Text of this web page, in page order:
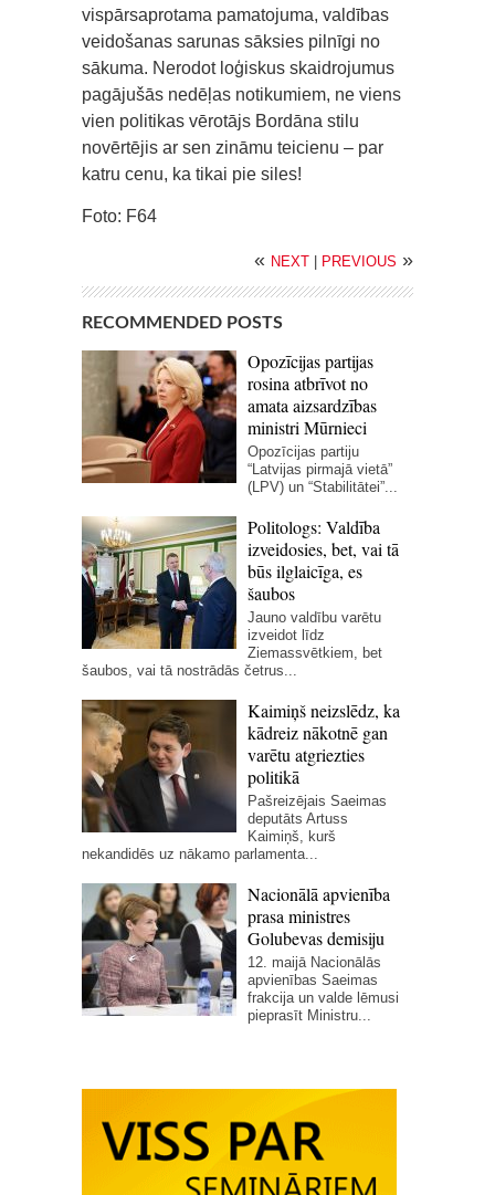
vispārsaprotama pamatojuma, valdības
veidošanas sarunas sāksies pilnīgi no
sākuma. Nerodot loģiskus skaidrojumus
pagājušās nedēļas notikumiem, ne viens
vien politikas vērotājs Bordāna stilu
novērtējis ar sen zināmu teicienu – par
katru cenu, ka tikai pie siles!
Foto: F64
« NEXT PREVIOUS »
RECOMMENDED POSTS
Opozīcijas partijas
rosina atbrīvot no
amata aizsardzības
ministri Mūrnieci
Opozīcijas partiju
“Latvijas pirmajā vietā”
(LPV) un “Stabilitātei”...
Politologs: Valdība
izveidosies, bet, vai tā
būs ilglaicīga, es
šaubos
Jauno valdību varētu
izveidot līdz
Ziemassvētkiem, bet
šaubos, vai tā nostrādās četrus...
Kaimiņš neizslēdz, ka
kādreiz nākotnē gan
varētu atgriezties
politikā
Pašreizējais Saeimas
deputāts Artuss
Kaimiņš, kurš
nekandidēs uz nākamo parlamenta...
Nacionālā apvienība
prasa ministres
Golubevas demisiju
12. maijā Nacionālās
apvienības Saeimas
frakcija un valde lēmusi
pieprasīt Ministru...